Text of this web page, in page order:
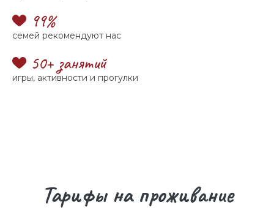
99%
семей рекомендуют нас
50+ занятий
игры, активности и прогулки
Тарифы на проживание